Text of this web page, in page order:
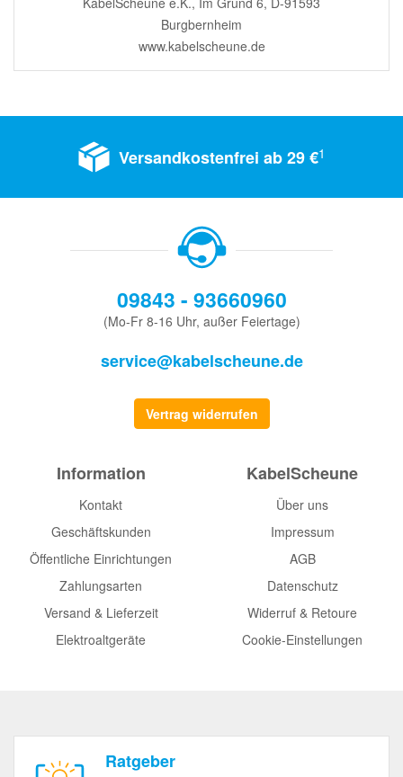
Burgbernheim
www.kabelscheune.de
Versandkostenfrei ab 29 €1
09843 - 93660960
(Mo-Fr 8-16 Uhr, außer Feiertage)
service@kabelscheune.de
Vertrag widerrufen
Information
Kontakt
Geschäftskunden
Öffentliche Einrichtungen
Zahlungsarten
Versand & Lieferzeit
Elektroaltgeräte
KabelScheune
Über uns
Impressum
AGB
Datenschutz
Widerruf & Retoure
Cookie-Einstellungen
Ratgeber